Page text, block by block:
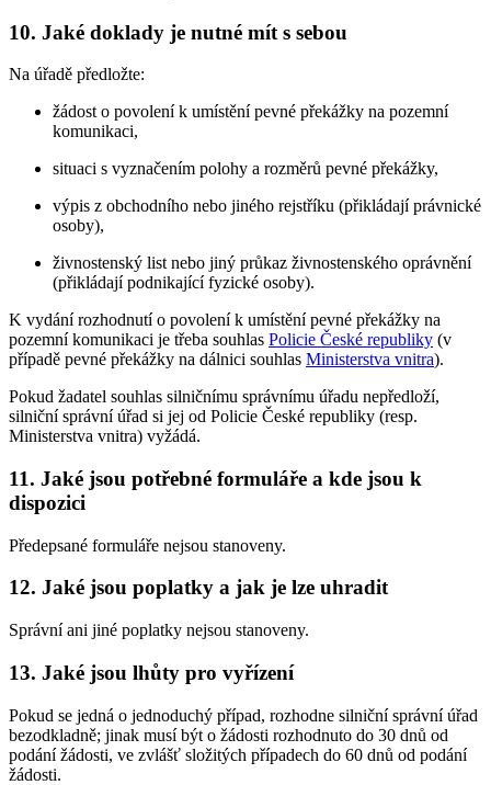
10. Jaké doklady je nutné mít s sebou
Na úřadě předložte:
žádost o povolení k umístění pevné překážky na pozemní
komunikaci,
situaci s vyznačením polohy a rozměrů pevné překážky,
výpis z obchodního nebo jiného rejstříku (přikládají právnické
osoby),
živnostenský list nebo jiný průkaz živnostenského oprávnění
(přikládají podnikající fyzické osoby).
K vydání rozhodnutí o povolení k umístění pevné překážky na
pozemní komunikaci je třeba souhlas Policie České republiky (v
případě pevné překážky na dálnici souhlas Ministerstva vnitra).
Pokud žadatel souhlas silničnímu správnímu úřadu nepředloží,
silniční správní úřad si jej od Policie České republiky (resp.
Ministerstva vnitra) vyžádá.
11. Jaké jsou potřebné formuláře a kde jsou k
dispozici
Předepsané formuláře nejsou stanoveny.
12. Jaké jsou poplatky a jak je lze uhradit
Správní ani jiné poplatky nejsou stanoveny.
13. Jaké jsou lhůty pro vyřízení
Pokud se jedná o jednoduchý případ, rozhodne silniční správní úřad
bezodkladně; jinak musí být o žádosti rozhodnuto do 30 dnů od
podání žádosti, ve zvlášť složitých případech do 60 dnů od podání
žádosti.